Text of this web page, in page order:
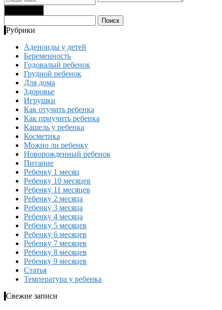
Рубрики
Аденоиды у детей
Беременность
Годовалый ребенок
Грудной ребенок
Для дома
Здоровье
Игрушки
Как отучить ребенка
Как приучить ребенка
Кашель у ребенка
Косметика
Можно ли ребенку
Новорожденный ребенок
Питание
Ребенку 1 месяц
Ребенку 10 месяцев
Ребенку 11 месяцев
Ребенку 2 месяца
Ребенку 3 месяца
Ребенку 4 месяца
Ребенку 5 месяцев
Ребенку 6 месяцев
Ребенку 7 месяцев
Ребенку 8 месяцев
Ребенку 9 месяцев
Статья
Температура у ребенка
Свежие записи